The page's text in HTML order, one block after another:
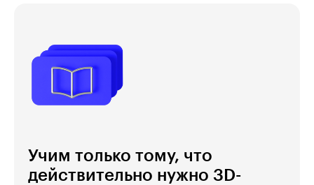
Учим только тому, что
действительно нужно 3D-